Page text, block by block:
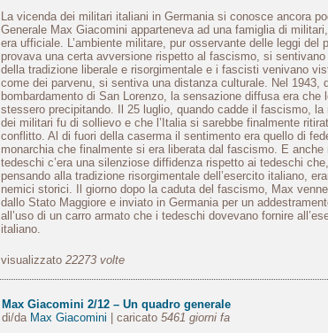
La vicenda dei militari italiani in Germania si conosce ancora
Generale Max Giacomini apparteneva ad una famiglia di
era ufficiale. L’ambiente militare, pur osservante delle leggi del
provava una certa avversione rispetto al fascismo, si sentivano
della tradizione liberale e risorgimentale e i fascisti venivano
come dei parvenu, si sentiva una distanza culturale. Nel 1943,
bombardamento di San Lorenzo, la sensazione diffusa era che
stessero precipitando. Il 25 luglio, quando cadde il fascismo, la
dei militari fu di sollievo e che l’Italia si sarebbe finalmente
conflitto. Al di fuori della caserma il sentimento era quello di
monarchia che finalmente si era liberata dal fascismo. E anche
tedeschi c’era una silenziose diffidenza rispetto ai tedeschi che,
pensando alla tradizione risorgimentale dell’esercito italiano,
nemici storici. Il giorno dopo la caduta del fascismo, Max
dallo Stato Maggiore e inviato in Germania per un
all’uso di un carro armato che i tedeschi dovevano fornire
italiano.
visualizzato 22273 volte
Max Giacomini 2/12 – Un quadro generale
di/da Max Giacomini | caricato 5461 giorni fa